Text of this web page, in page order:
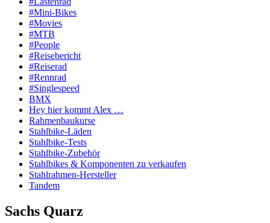
#Mini-Bikes
#Movies
#MTB
#People
#Reisebericht
#Reiserad
#Rennrad
#Singlespeed
BMX
Hey hier kommt Alex …
Rahmenbaukurse
Stahlbike-Läden
Stahlbike-Tests
Stahlbike-Zubehör
Stahlbikes & Komponenten zu verkaufen
Stahlrahmen-Hersteller
Tandem
Sachs Quarz